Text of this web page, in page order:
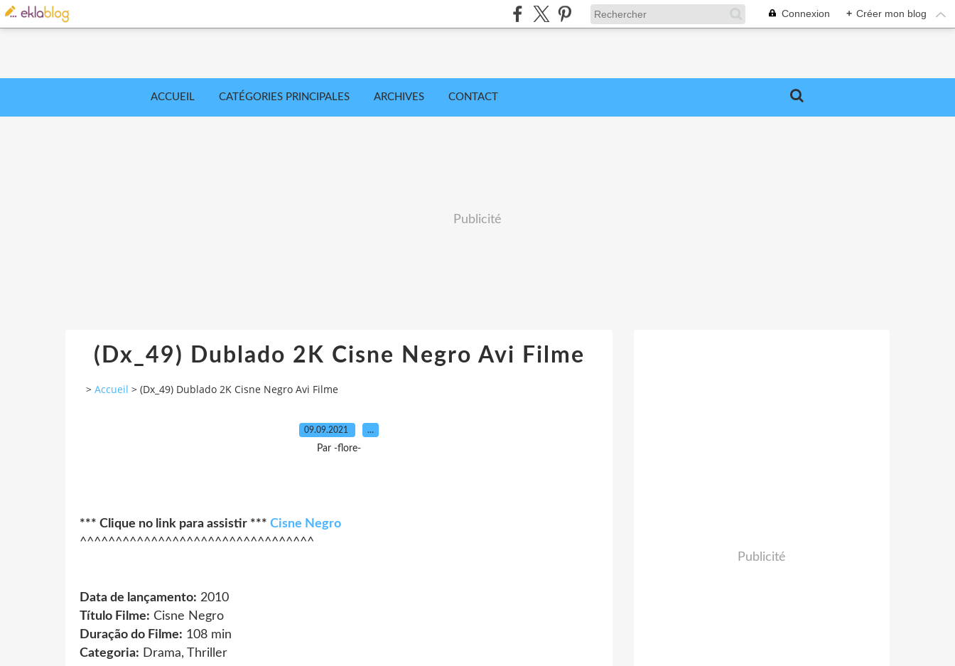
Connexion + Créer mon blog
ACCUEIL CATÉGORIES PRINCIPALES ARCHIVES CONTACT
Publicité
(Dx_49) Dublado 2K Cisne Negro Avi Filme
> Accueil > (Dx_49) Dublado 2K Cisne Negro Avi Filme
09.09.2021 …
Par -flore-
*** Clique no link para assistir *** Cisne Negro
^^^^^^^^^^^^^^^^^^^^^^^^^^^^^^^^^
Data de lançamento: 2010
Título Filme: Cisne Negro
Duração do Filme: 108 min
Categoria: Drama, Thriller
Publicité